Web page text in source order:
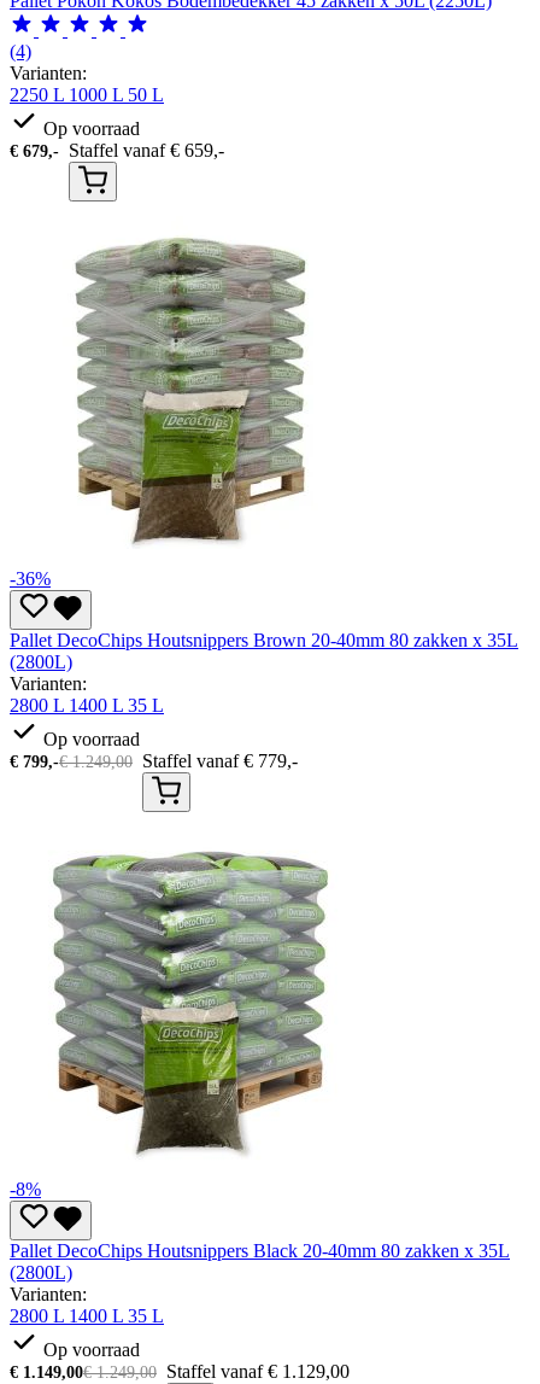
(4)
Varianten:
2250 L 1000 L 50 L
Op voorraad
€ 679,- Staffel vanaf€ 659,-
-36%
Pallet DecoChips Houtsnippers Brown 20-40mm 80 zakken x 35L
(2800L)
Varianten:
2800 L 1400 L 35 L
Op voorraad
€ 799,-€1.249,00 Staffel vanaf€ 779,-
-8%
Pallet DecoChips Houtsnippers Black 20-40mm 80 zakken x 35L
(2800L)
Varianten:
2800 L 1400 L 35 L
Op voorraad
€ 1.149,00€1.249,00 Staffel vanaf€ 1.129,00